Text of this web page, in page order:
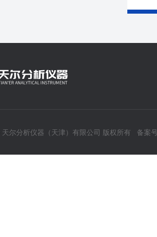
尔分析仪器（天津）有限公司 版权所有 备案